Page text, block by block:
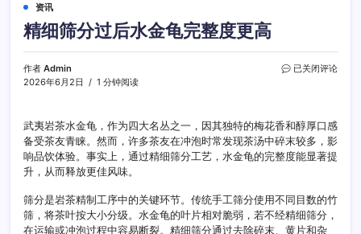
资讯
精细筛分过后水金龟完整度更高
作者 Admin
2026年6月2日
1 分钟阅读
精
过
后
水
金
整
度
更
已关闭评论
武夷岩茶水金龟，作为四大名丛之一，因其独特的梅花香和醇厚口感
备受茶友青睐。然而，许多茶友在冲泡时常发现茶汤中碎末较多，影
响品饮体验。事实上，通过精细筛分工艺，水金龟的完整度能显著提
升，从而释放更佳风味。
筛分是岩茶精制工序中的关键环节。传统手工筛分使用不同目数的竹
筛，将茶叶按大小分级。水金龟的叶片相对脆弱，若不经精细筛分，
在运输或冲泡过程中容易断裂。精细筛分通过去除碎末、黄片和杂